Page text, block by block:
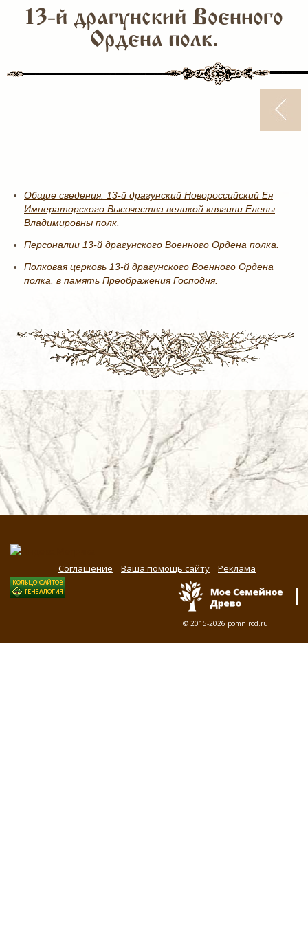
13-й драгунский Военного
Ордена полк.
Общие сведения: 13-й драгунский Новороссийский Ея
Императорского Высочества великой княгини Елены
Владимировны полк.
Персоналии 13-й драгунского Военного Ордена полка.
Полковая церковь 13-й драгунского Военного Ордена
полка. в память Преображения Господня.
Соглашение Ваша помощь сайту Реклама
© 2015-2026 pomnirod.ru